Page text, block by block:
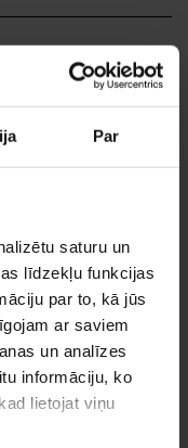
Par
saturu un
līdzekļu funkcijas
par to, kā jūs
ar saviem
un analīzes
informāciju, ko
lietojat viņu